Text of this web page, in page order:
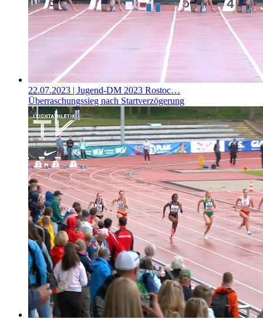
22.07.2023 | Jugend-DM 2023 Rostoc…
Überraschungssieg nach Startverzögerung